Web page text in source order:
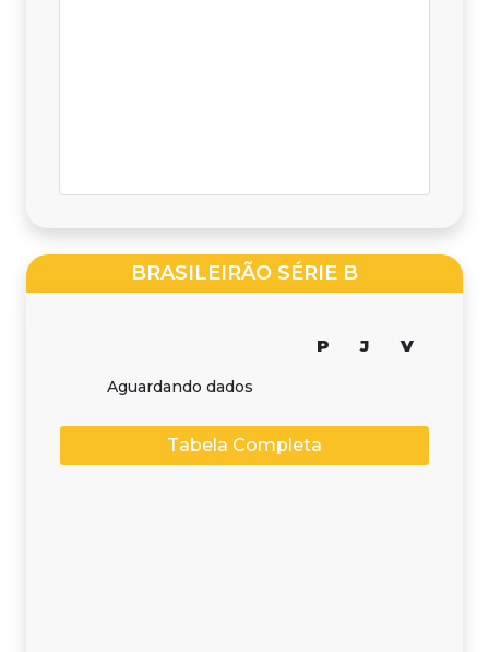
BRASILEIRÃO SÉRIE B
P J V
Aguardando dados
Tabela Completa